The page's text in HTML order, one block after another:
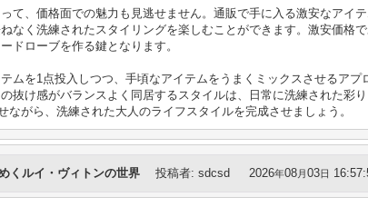
て、価格面での魅力も見逃せません。通販で手に入る激安なアイ
なく洗練されたスタイリングを楽しむことができます。激安価格
ドローブを作る鍵となります。
ムを1点投入しつつ、手頃なアイテムをうまくミックスさせるア
抜け感がバランスよく同居するスタイルは、日常に洗練された彩
ながら、洗練された大人のライフスタイルを完成させましょう。
くルイ・ヴィトンの世界 投稿者: sdcsd 2026年08月03日